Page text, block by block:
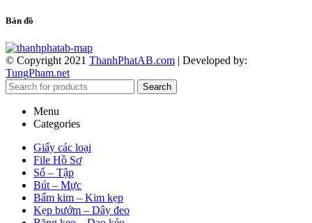
Bản đồ
© Copyright 2021 ThanhPhatAB.com | Developed by:
TungPham.net
Search
Menu
Categories
Giấy các loại
File Hồ Sơ
Sổ – Tập
Bút – Mực
Bấm kim – Kim kẹp
Kẹp bướm – Dây đeo